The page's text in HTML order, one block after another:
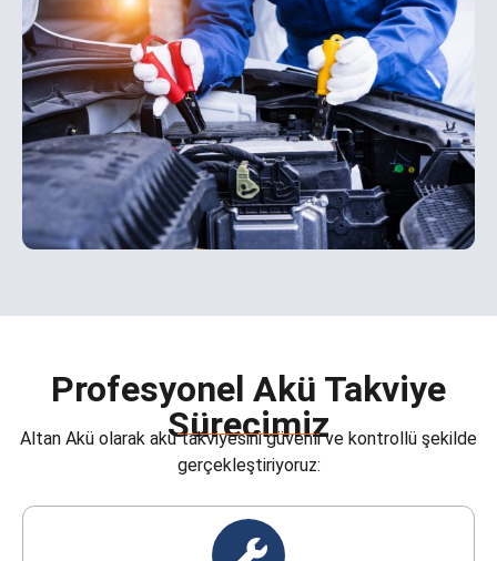
Profesyonel Akü Takviye
Sürecimiz
Altan Akü olarak akü takviyesini güvenli ve kontrollü şekilde
gerçekleştiriyoruz: